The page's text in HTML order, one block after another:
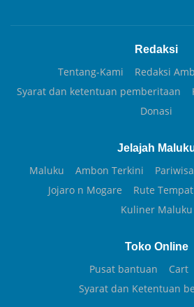
Redaksi
Tentang-Kami
Redaksi
Syarat dan ketentuan pemberitaan
Donasi
Jelajah
Maluku Ambon Terkini
Jojaro n Mogare
Rute
Kuliner Maluku
Toko Online
Pusat bantuan Cart
Syarat dan Ketentuan